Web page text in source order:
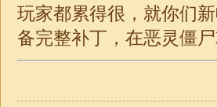
玩家都累得很，就你们
备完整补丁，在恶灵僵